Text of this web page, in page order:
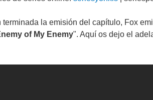
terminada la emisión del capítulo, Fox
of My Enemy". Aquí os dejo el